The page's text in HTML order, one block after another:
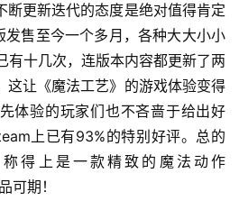
断更新迭代的态度是绝对值得肯定
发售至今一个多月，各种大大小小
有十几次，连版本内容都更新了两
这让《魔法工艺》的游戏体验变得
体验的玩家们也不吝啬于给出好
上已有93%的特别好评。总的
得上是一款精致的魔法动作
可期！